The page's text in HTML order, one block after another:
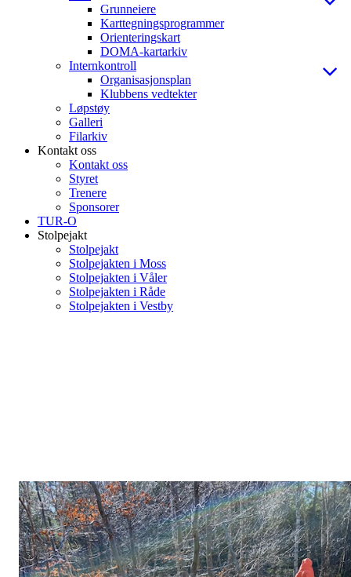
Grunneiere
Karttegningsprogrammer
Orienteringskart
DOMA-kartarkiv
Internkontroll
Organisasjonsplan
Klubbens vedtekter
Løpstøy
Galleri
Filarkiv
Kontakt oss
Kontakt oss
Styret
Trenere
Sponsorer
TUR-O
Stolpejakt
Stolpejakt
Stolpejakten i Moss
Stolpejakten i Våler
Stolpejakten i Råde
Stolpejakten i Vestby